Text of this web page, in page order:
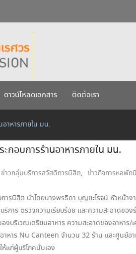
ดาวน์โหลดเอกสาร ติดต่อเรา
าหารภายใน มน.
อบการร้านอาหารภายใน มน.
ข่าวกลุ่มบริการสวัสดิการนิสิต, ข่าวกิจการหอพั
รนิสิต นำโดยนางพรธิดา บุญยะโรจน์ หัวหน้า
ริการ ตรวจความเรียบร้อย และความสะอา
ริเวณเตรียมอาหาร ความสะอาดของอาหาร
าร Nu Canteen จำนวน 32 ร้าน และศูนย์อ
แก่ผู้บริโภคนั่นเอง